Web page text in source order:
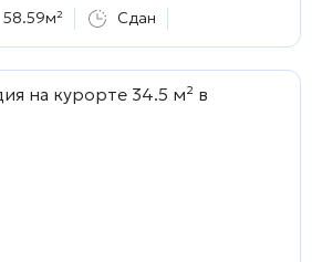
58.59м² Сдан